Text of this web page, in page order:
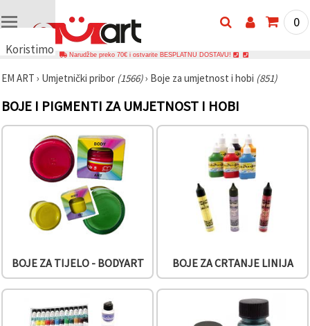
Koristimo
🍪
kolačiće i
tehnologije
kako bismo
osigurali
ispravno
funkcioniranje
poboljšali
korisničko
privolu,
relevantniji
sadržaj i
0
Narudžbe preko 70€ i ostvarite BESPLATNU DOSTAVU!
EM ART › Umjetnički pribor (1566)› Boje za umjetnost i hobi (851)
BOJE I PIGMENTI ZA UMJETNOST I HOBI
BOJE ZA TIJELO - BODYART BOJE ZA CRTANJE LINIJA